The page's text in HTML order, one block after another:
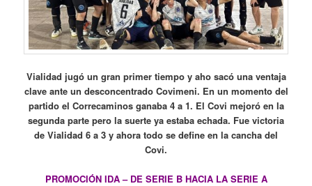
Vialidad jugó un gran primer tiempo y aho sacó una ventaja
clave ante un desconcentrado Covimeni. En un momento del
partido el Correcaminos ganaba 4 a 1. El Covi mejoró en la
segunda parte pero la suerte ya estaba echada. Fue victoria
de Vialidad 6 a 3 y ahora todo se define en la cancha del
Covi.
PROMOCIÓN IDA – DE SERIE B HACIA LA SERIE A